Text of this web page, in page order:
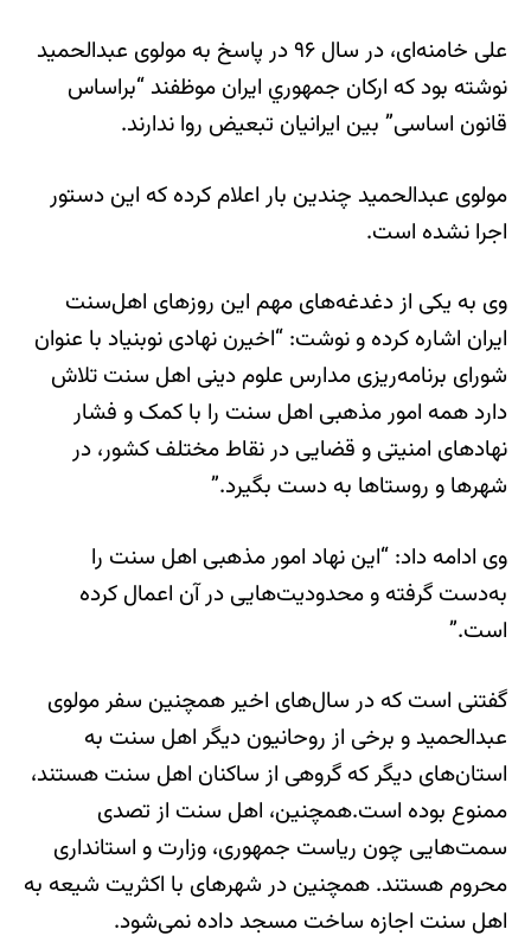
علی خامنه‌ای، در سال ۹۶ در پاسخ به مولوی عبدالحمید
نوشته بود که ارکان جمهوري ايران موظفند “براساس
قانون اساسی” بین ایرانیان تبعیض روا ندارند.
مولوی عبدالحمید چندین بار اعلام کرده که این دستور
اجرا نشده است.
وی به یکی از دغدغه‌های مهم این روزهای اهل‌سنت
ایران اشاره کرده و نوشت: “اخیرن نهادی نوبنیاد با عنوان
شورای برنامه‌ریزی مدارس علوم دینی اهل سنت تلاش
دارد همه امور مذهبی اهل‌ سنت را با کمک و فشار
نهادهای امنیتی و قضایی در نقاط مختلف کشور، در
شهرها و روستاها به دست بگیرد.”
وی ادامه داد: “این نهاد امور مذهبی اهل‌ سنت را
به‌دست گرفته ‌و محدودیت‌هایی در آن اعمال کرده
است.”
گفتنی است که در سال‌های اخیر همچنین سفر مولوی
عبدالحمید و برخی از روحانیون دیگر اهل سنت به
استان‌های دیگر که گروهی از ساکنان اهل سنت هستند،
ممنوع بوده است.همچنین، اهل سنت از تصدی
سمت‌هایی چون ریاست ‌جمهوری، وزارت و استانداری
محروم هستند. همچنین در شهرهای با اکثریت شیعه به
اهل سنت اجازه ساخت مسجد داده نمی‌شود.